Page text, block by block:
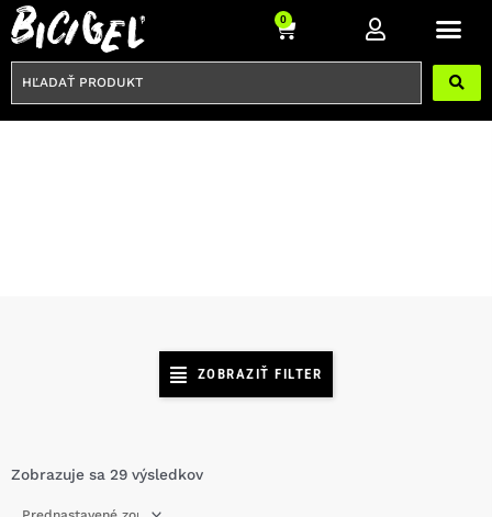
Preskočiť
na
obsah
0
Cart
ZOBRAZIŤ FILTER
Zobrazuje sa 29 výsledkov